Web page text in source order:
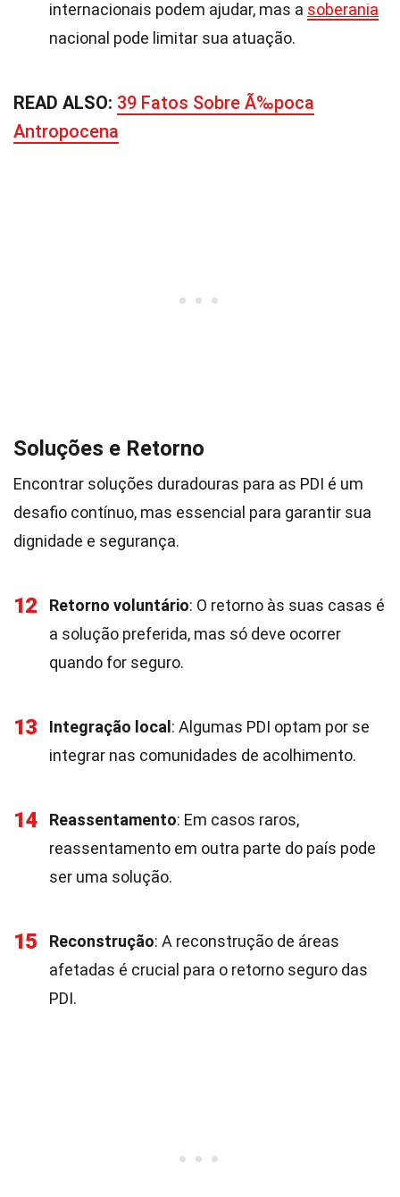
internacionais podem ajudar, mas a soberania
nacional pode limitar sua atuação.
READ ALSO: 39 Fatos Sobre Ã‰poca
Antropocena
Soluções e Retorno
Encontrar soluções duradouras para as PDI é um
desafio contínuo, mas essencial para garantir sua
dignidade e segurança.
12 Retorno voluntário: O retorno às suas casas é
a solução preferida, mas só deve ocorrer
quando for seguro.
13 Integração local : Algumas PDI optam por se
integrar nas comunidades de acolhimento.
14 Reassentamento: Em casos raros,
reassentamento em outra parte do país pode
ser uma solução.
15 Reconstrução: A reconstrução de áreas
afetadas é crucial para o retorno seguro das
PDI.